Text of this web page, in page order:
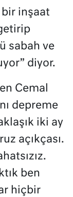
inşaat
sabah ve
diyor.
Cemal
depreme
iki ay
açıkçası.
ben
hiçbir